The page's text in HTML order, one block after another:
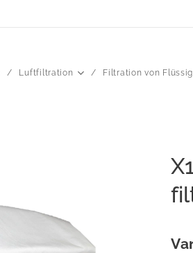
Luftfiltration Filtration von